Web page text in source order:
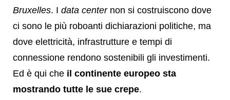
Bruxelles. I data centernon si costruiscono dove
ci sono le più roboanti dichiarazioni politiche, ma
dove elettricità, infrastrutture e tempi di
connessione rendono sostenibili gli investimenti.
Ed è qui che il continente europeo sta
mostrando tutte le sue crepe.